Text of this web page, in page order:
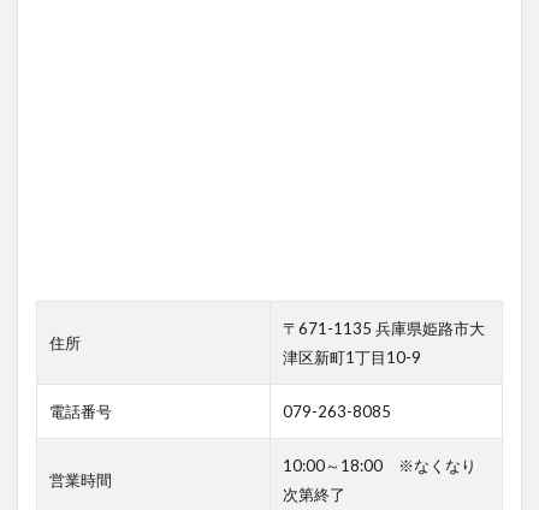
住所
〒671-1135 兵庫県姫路市大
津区新町1丁目10-9
電話番号 079-263-8085
営業時間
10:00～18:00 ※なくなり
次第終了